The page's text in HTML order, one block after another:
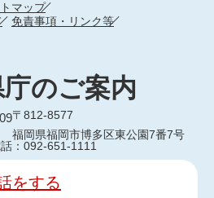
マップ
免責事項・リンク等
のご案内
〒812-8577
福岡県福岡市博多区東公園7番7号
：092-651-1111
をする